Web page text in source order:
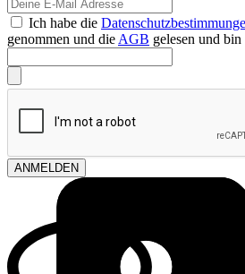
Ich habe die
genommen und die AGB gelesen und
ANMELDEN